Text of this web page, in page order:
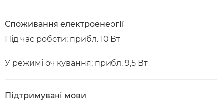
Споживання електроенергії
Під час роботи: прибл. 10 Вт
У режимі очікування: прибл. 9,5 Вт
Підтримувані мови